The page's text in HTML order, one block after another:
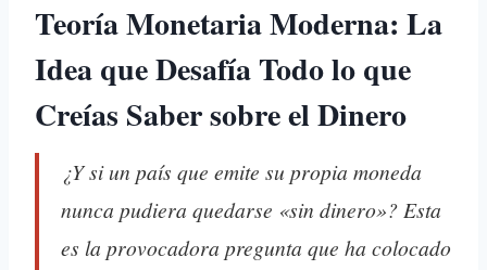
Teoría Monetaria Moderna: La
Idea que Desafía Todo lo que
Creías Saber sobre el Dinero
¿Y si un país que emite su propia moneda
nunca pudiera quedarse «sin dinero»? Esta
es la provocadora pregunta que ha colocado